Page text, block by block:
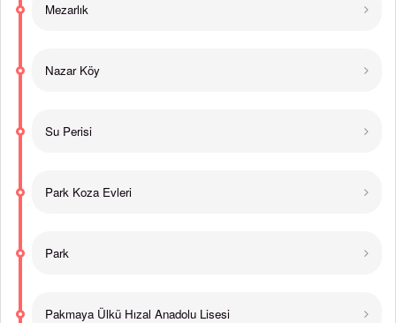
Mezarlık
Nazar Köy
Su Perisi
Park Koza Evleri
Park
Pakmaya Ülkü Hızal Anadolu Lisesi